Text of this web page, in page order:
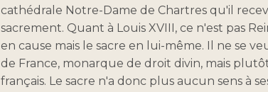
cathédrale Notre-Dame de Chartres qu'il
sacrement. Quant à Louis XVIII, ce n'est pas
en cause mais le sacre en lui-même. Il ne se
de France, monarque de droit divin, mais
français. Le sacre n'a donc plus aucun sens à